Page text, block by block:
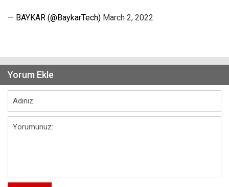
— BAYKAR (@BaykarTech) March 2, 2022
Yorum Ekle